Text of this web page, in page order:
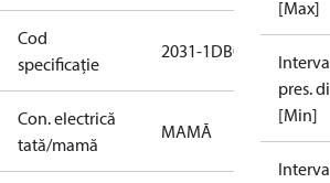
Cod
specificație
2031-1DB04
Con. electrică
tată/mamă
MAMĂ
[Max]
pres.
[Min]